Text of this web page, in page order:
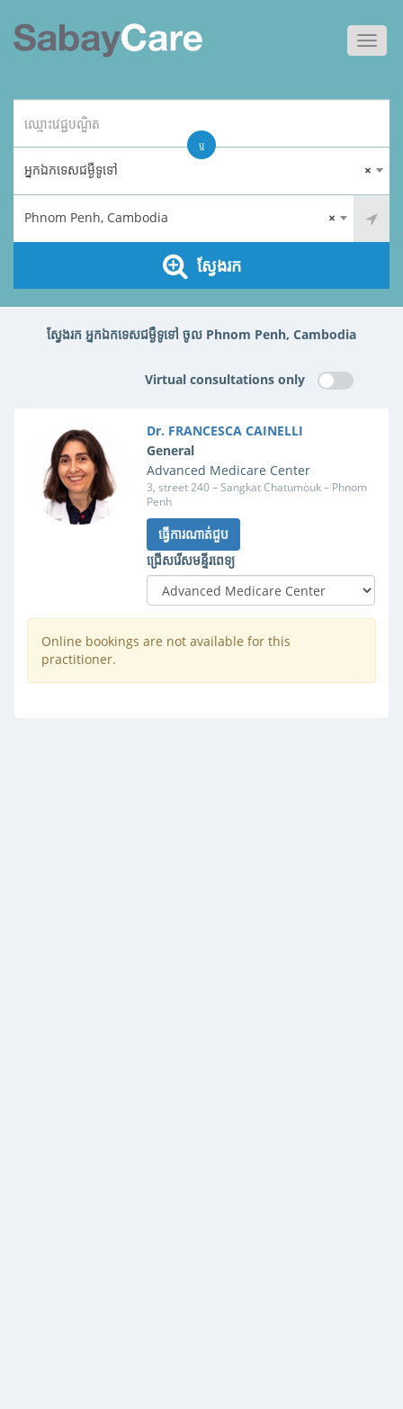
×
អ្នកឯកទេសជម្ងឺទូទៅ
×
Phnom Penh, Cambodia
ស្វែងរក
ឬ
ស្វែងរក អ្នកឯកទេសជម្ងឺទូទៅ ចូល Phnom Penh, Cambodia
Virtual consultations only
Dr. FRANCESCA CAINELLI
General
Advanced Medicare Center
3, street 240 – Sangkat Chatumouk – Phnom
Penh
ធ្វើការណាត់ជួប
ជ្រើសរើសមន្ទីរពេទ្យ
Online bookings are not available for this
practitioner.